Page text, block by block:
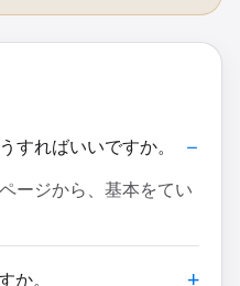
すればいいですか。
ージから、基本をてい
か。